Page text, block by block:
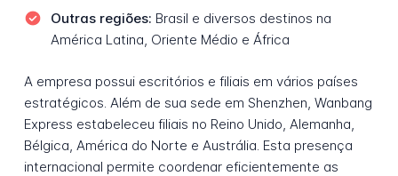
Outras regiões: Brasil e diversos destinos na
América Latina, Oriente Médio e África
A empresa possui escritórios e filiais em vários países
estratégicos. Além de sua sede em Shenzhen, Wanbang
Express estabeleceu filiais no Reino Unido, Alemanha,
Bélgica, América do Norte e Austrália. Esta presença
internacional permite coordenar eficientemente as